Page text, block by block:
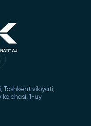
Toshkent viloyati,
ko'chasi, 1-uy